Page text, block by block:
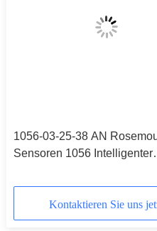
1056-03-25-38 AN
Sensoren 1056 Intelligenter
Kontaktieren Sie uns